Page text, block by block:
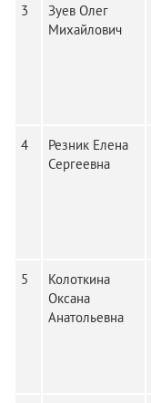
3
Зуев Олег
Михайлович
4
Резник Елена
Сергеевна
5
Колоткина
Оксана
Анатольевна